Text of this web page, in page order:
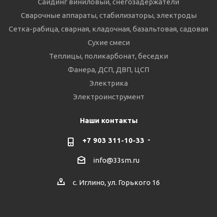
Сайдинг виниловый, снегозадержатели
Сварочные аппараты, стабилизаторы, электроды
Сетка-рабица, сварная, кладочная, базальтовая, садовая
Сухие смеси
Теплицы, поликарбонат, беседки
Фанера, ДСП, ДВП, ЦСП
Электрика
Электроинструмент
Наши контакты
+7 903 311-10-33
info@33sm.ru
с. Иглино, ул. Горького 16